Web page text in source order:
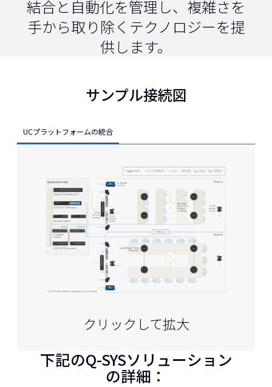
結合と自動化を管理し、複雑さを
手から取り除くテクノロジーを提
供します。
サンプル接続図
UCプラットフォームの統合
クリックして拡大
下記のQ-SYSソリューション
の詳細：